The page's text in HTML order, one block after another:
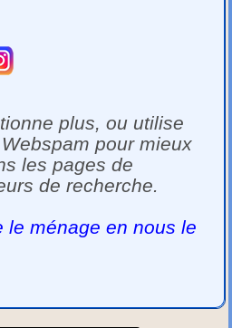
plus, ou utilise
pour mieux
les pages de
de recherche.
le ménage en nous le